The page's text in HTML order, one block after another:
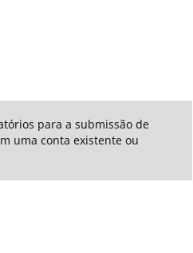
para a submissão de
uma conta existente ou